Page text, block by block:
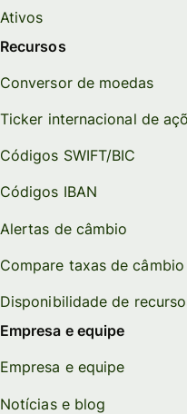
Ativos
Recursos
Conversor de moedas
Ticker internacional de
Códigos SWIFT/BIC
Códigos IBAN
Alertas de câmbio
Compare taxas de câmbio
Disponibilidade de
Empresa e equipe
Empresa e equipe
Notícias e blog